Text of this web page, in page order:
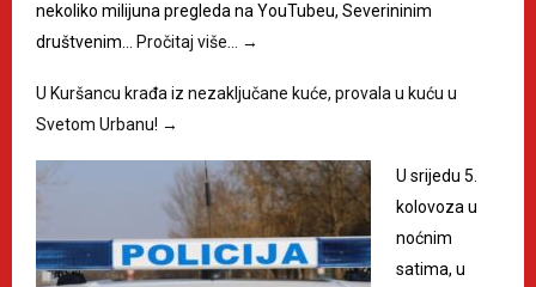
nekoliko milijuna pregleda na YouTubeu, Severininim
društvenim…
Pročitaj više… →
U Kuršancu krađa iz nezaključane kuće, provala u kuću u
Svetom Urbanu! →
U srijedu 5.
kolovoza u
noćnim
satima, u